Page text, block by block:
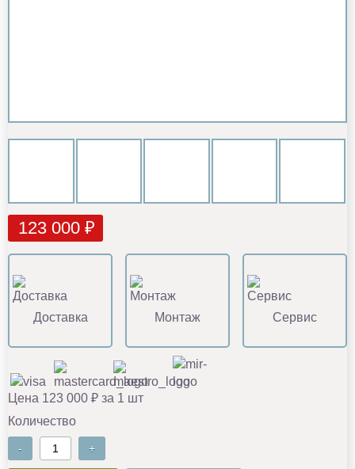
123 000 ₽
Доставка Монтаж Сервис
Цена 123 000 ₽ за 1 шт
Количество
- +